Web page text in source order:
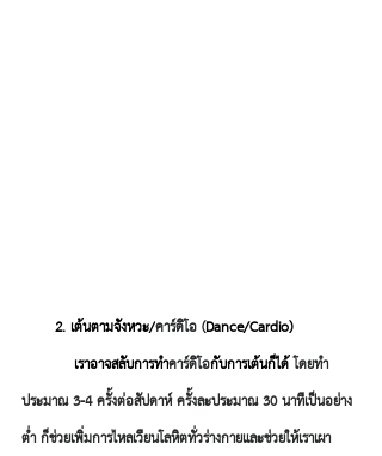
       2. เต้นตามจังหวะ/
คาร์ดิโอ (Dance/Cardio)
เราอาจสลับการทำคาร์ดิโอกับการเต้นก็ได้ โดยทำ
ประมาณ 3-4 ครั้งต่อสัปดาห์ ครั้งละประมาณ 30 นาทีเป็นอย่าง
ต่ำ ก็ช่วยเพิ่มการไหลเวียนโลหิตทั่วร่างกายและช่วยให้เราเผา